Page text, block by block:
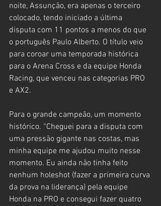
noite, Assunção, era apenas o terceiro
colocado, tendo iniciado a última
disputa com 11 pontos a menos do que
o português Paulo Alberto. O título veio
para coroar uma temporada histórica
para o Arena Cross e da equipe Honda
Racing, que venceu nas categorias PRO
e AX2.
Para o grande campeão, um momento
histórico. “Cheguei para a disputa com
uma pressão gigante nas costas, mas
minha equipe me ajudou muito nesse
momento. Eu ainda não tinha feito
nenhum holeshot (fazer a primeira curva
da prova na liderança) pela equipe
Honda na PRO e consegui fazer quatro